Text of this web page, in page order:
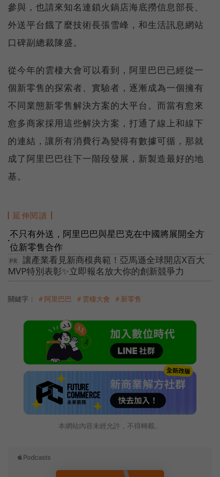
參與，也請來知名連鎖火鍋店海底撈信息部長、
外送平台餓了麼技術長張雪峰，和生活訊息網站
口碑副總裁陳盛。
從今年的雲棲大會可以看到，阿里巴巴已經從一
個新零售的探索者、實驗者，逐漸成為一個擁有
不同業態新零售解決方案的大平台。而當有愈來
愈多商家採用這些解決方案，打通了線上和線下
的連結，讓所有消費行為變得有數據可循，那就
成了阿里巴巴往下一階段發展，新製造最好的地
基。
延伸閱讀
●
不只有外送，阿里巴巴與星巴克在中國將展開全方
位新零售合作
讓產業看見新商模典範！亞馬遜全球開店X百大
MVP特別表彰✨立即報名放大你的創新競爭力
關鍵字： ＃阿里巴巴 ＃雲棲大會 ＃新零售
本網站內容未經允許，不得轉載。